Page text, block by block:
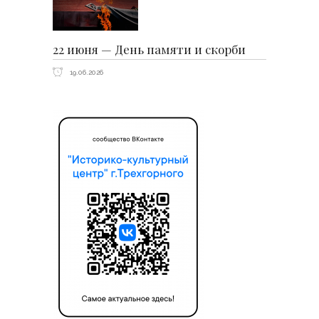
22 июня — День памяти и скорби
19.06.2026